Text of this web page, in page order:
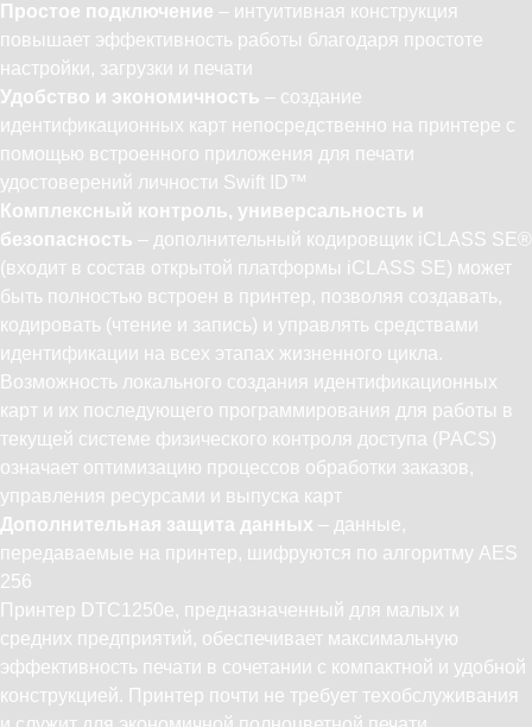
Простое подключение – интуитивная конструкция
повышает эффективность работы благодаря простоте
настройки, загрузки и печати
Удобство и экономичность – создание
идентификационных карт непосредственно на принтере с
помощью встроенного приложения для печати
удостоверений личности Swift ID™
Комплексный контроль, универсальность и
безопасность – дополнительный кодировщик iCLASS SE®
(входит в состав открытой платформы iCLASS SE) может
быть полностью встроен в принтер, позволяя создавать,
кодировать (чтение и запись) и управлять средствами
идентификации на всех этапах жизненного цикла.
Возможность локального создания идентификационных
карт и их последующего программирования для работы в
текущей системе физического контроля доступа (PACS)
означает оптимизацию процессов обработки заказов,
управления ресурсами и выпуска карт
Дополнительная защита данных – данные,
передаваемые на принтер, шифруются по алгоритму AES
256
Принтер DTC1250e, предназначенный для малых и
средних предприятий, обеспечивает максимальную
эффективность печати в сочетании с компактной и удобной
конструкцией. Принтер почти не требует техобслуживания